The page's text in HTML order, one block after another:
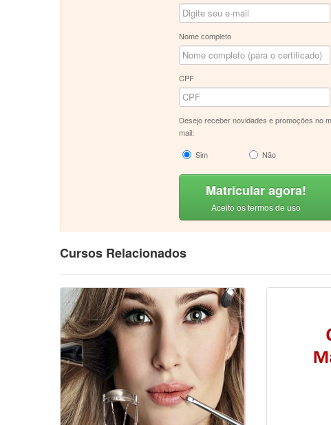
Nome completo
CPF
Desejo receber novidades e promoções no
mail:
Sim
Não
Matricular agora!
Aceito os termos de uso
Cursos Relacionados